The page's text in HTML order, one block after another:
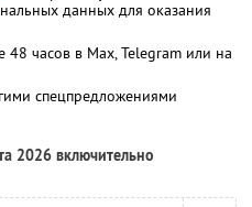
данных для оказания
часов в Max, Telegram или на
спецпредложениями
2026 включительно